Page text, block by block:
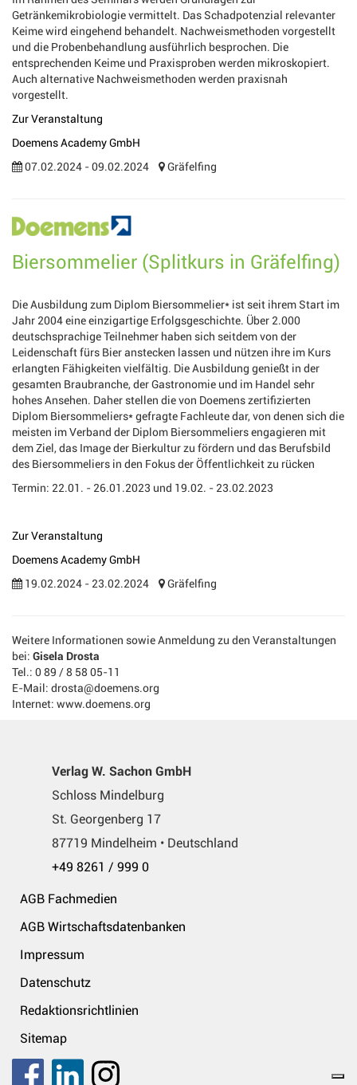
Getränkemikrobiologie vermittelt. Das Schadpotenzial relevanter
Keime wird eingehend behandelt. Nachweismethoden vorgestellt
und die Probenbehandlung ausführlich besprochen. Die
entsprechenden Keime und Praxisproben werden mikroskopiert.
Auch alternative Nachweismethoden werden praxisnah
vorgestellt.
Zur Veranstaltung
Doemens Academy GmbH
07.02.2024 - 09.02.2024
Gräfelfing
Biersommelier (Splitkurs in Gräfelfing)
Die Ausbildung zum Diplom Biersommelier* ist seit ihrem Start im
Jahr 2004 eine einzigartige Erfolgsgeschichte. Über 2.000
deutschsprachige Teilnehmer haben sich seitdem von der
Leidenschaft fürs Bier anstecken lassen und nützen ihre im Kurs
erlangten Fähigkeiten vielfältig. Die Ausbildung genießt in der
gesamten Braubranche, der Gastronomie und im Handel sehr
hohes Ansehen. Daher stellen die von Doemens zertifizierten
Diplom Biersommeliers* gefragte Fachleute dar, von denen sich die
meisten im Verband der Diplom Biersommeliers engagieren mit
dem Ziel, das Image der Bierkultur zu fördern und das Berufsbild
des Biersommeliers in den Fokus der Öffentlichkeit zu rücken
Termin: 22.01. - 26.01.2023 und 19.02. - 23.02.2023
Zur Veranstaltung
Doemens Academy GmbH
19.02.2024 - 23.02.2024
Gräfelfing
Weitere Informationen sowie Anmeldung zu den Veranstaltungen
bei: Gisela Drosta
Tel.: 0 89 / 8 58 05-11
E-Mail: drosta@doemens.org
Internet: www.doemens.org
Verlag W. Sachon GmbH
Schloss Mindelburg
St. Georgenberg 17
87719 Mindelheim • Deutschland
+49 8261 / 999 0
AGB Fachmedien
AGB Wirtschaftsdatenbanken
Impressum
Datenschutz
Redaktionsrichtlinien
Sitemap